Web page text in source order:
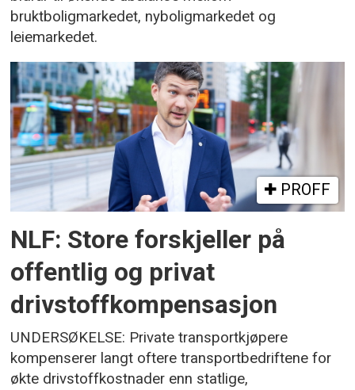
bruktboligmarkedet, nyboligmarkedet og
leiemarkedet.
PROFF
NLF: Store forskjeller på
offentlig og privat
drivstoffkompensasjon
UNDERSØKELSE: Private transportkjøpere
kompenserer langt oftere transportbedriftene for
økte drivstoffkostnader enn statlige,